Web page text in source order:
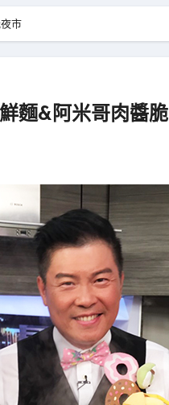
市
麵&阿米哥肉醬脆